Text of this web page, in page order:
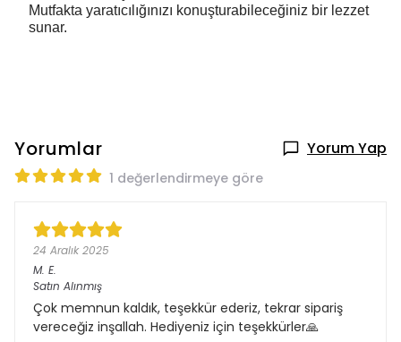
Mutfakta yaratıcılığınızı konuşturabileceğiniz bir lezzet
sunar.
Yorumlar Yorum Yap
1 değerlendirmeye göre
24 Aralık 2025
M. E.
Satın Alınmış
Çok memnun kaldık, teşekkür ederiz, tekrar sipariş
vereceğiz inşallah. Hediyeniz için teşekkürler🙏